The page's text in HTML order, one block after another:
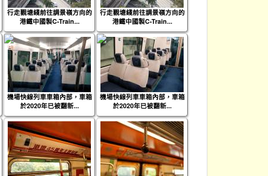
行走觀塘綫前往調景嶺方向的
港鐵中國製C-Train...
行走觀塘綫前往調景嶺方向的
港鐵中國製C-Train...
機場快線列車車箱內部，車箱
於2020年已被翻新...
機場快線列車車箱內部，車箱
於2020年已被翻新...